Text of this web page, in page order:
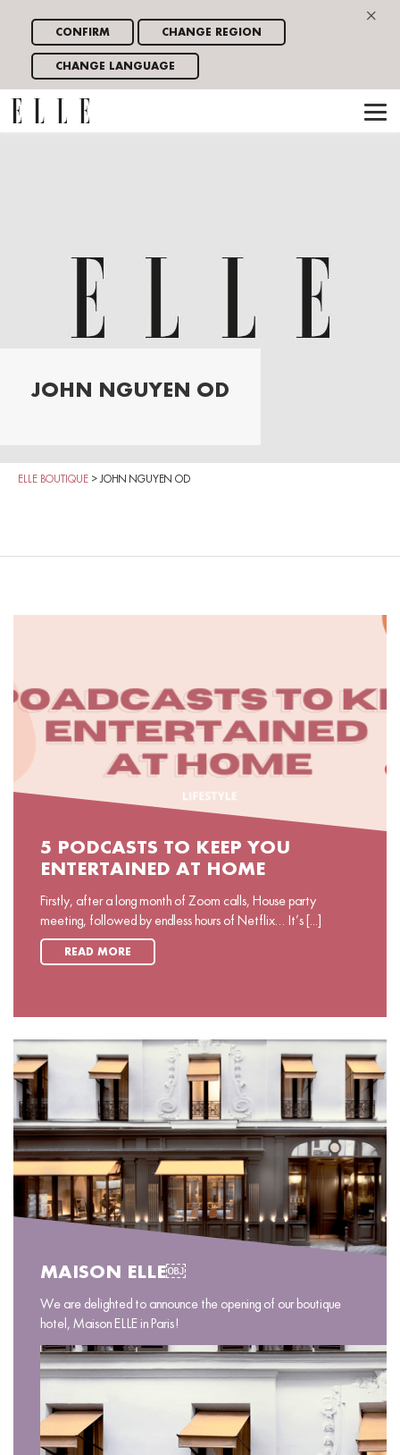
×
CONFIRM CHANGE REGION
CHANGE LANGUAGE
JOHN NGUYEN OD
ELLE BOUTIQUE >JOHN NGUYEN OD
5 PODCASTS TO KEEP YOU
ENTERTAINED AT HOME
Firstly, after a long month of Zoom calls, House party
meeting, followed by endless hours of Netflix… It’s [...]
READ MORE
MAISON ELLE￼
We are delighted to announce the opening of our boutique
hotel, Maison ELLE in Paris!